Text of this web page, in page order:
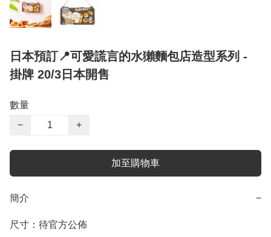
日本預訂📍可愛謊言的水獺麵包店造型系列 -
掛牌 20/3日本開售
數量
−
+
加至購物車
簡介 −
尺寸：待官方公佈